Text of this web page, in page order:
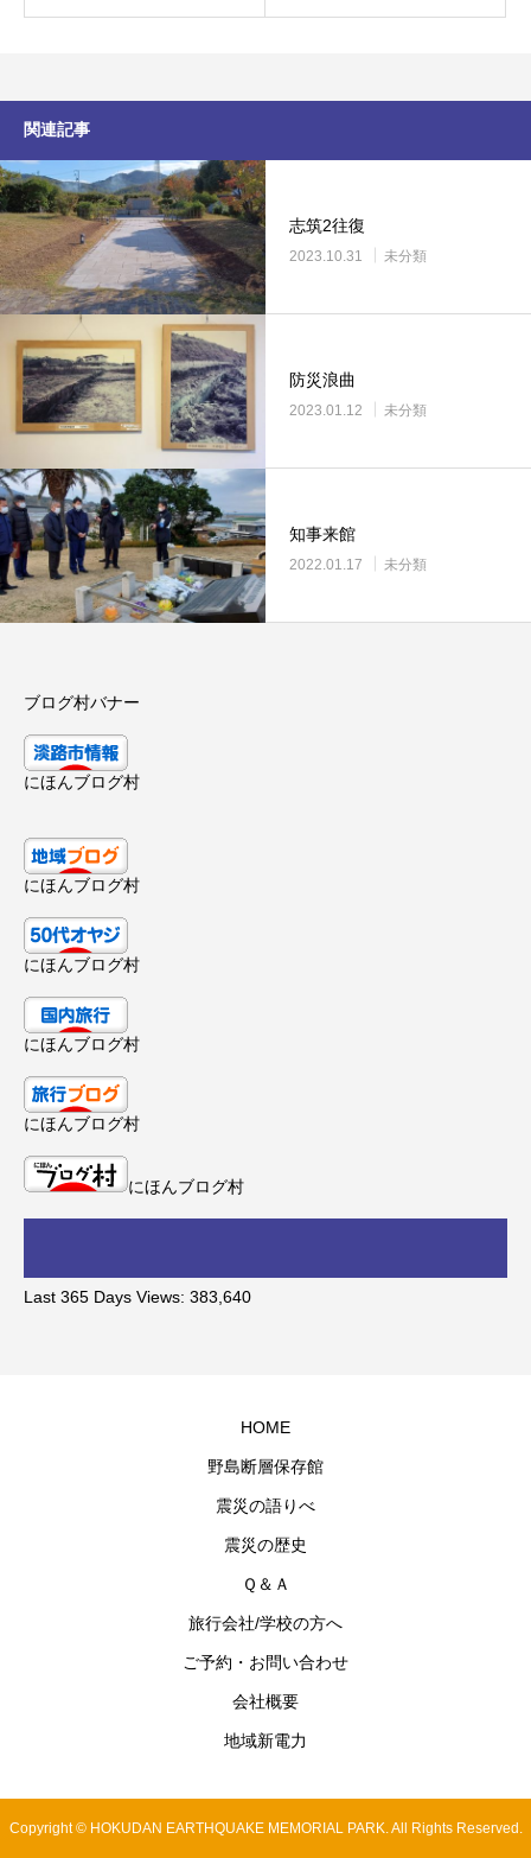
関連記事
志筑2往復
2023.10.31 未分類
防災浪曲
2023.01.12 未分類
知事来館
2022.01.17 未分類
ブログ村バナー
にほんブログ村
にほんブログ村
にほんブログ村
にほんブログ村
にほんブログ村
にほんブログ村
Last 365 Days Views: 383,640
HOME
野島断層保存館
震災の語りべ
震災の歴史
Ｑ＆Ａ
旅行会社/学校の方へ
ご予約・お問い合わせ
会社概要
地域新電力
Copyright © HOKUDAN EARTHQUAKE MEMORIAL PARK. All Rights Reserved.